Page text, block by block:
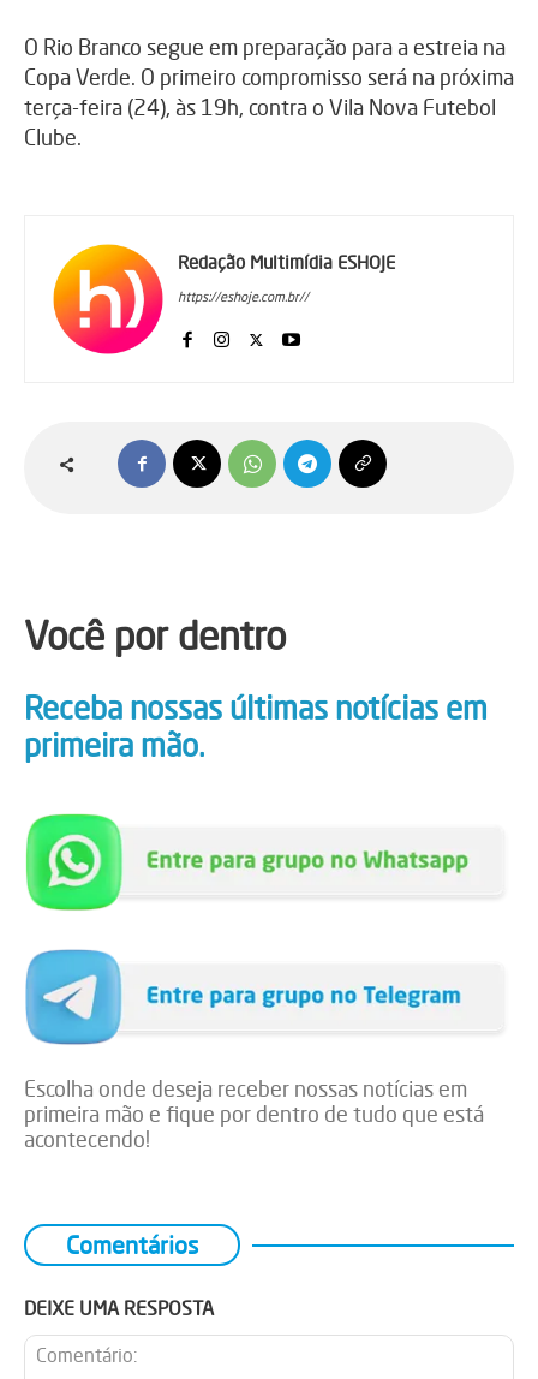
O Rio Branco segue em preparação para a estreia na
Copa Verde. O primeiro compromisso será na próxima
terça-feira (24), às 19h, contra o Vila Nova Futebol
Clube.
Redação Multimídia ESHOJE
https://eshoje.com.br//
Você por dentro
Receba nossas últimas notícias em
primeira mão.
Escolha onde deseja receber nossas notícias em
primeira mão e fique por dentro de tudo que está
acontecendo!
Comentários
DEIXE UMA RESPOSTA